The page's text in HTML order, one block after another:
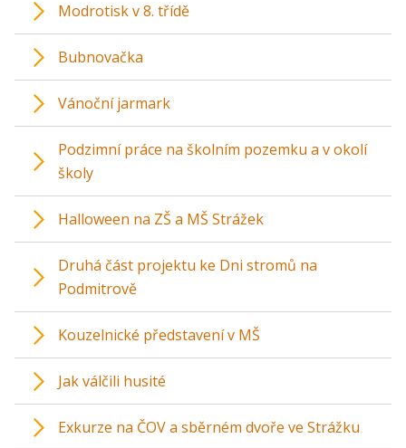
Modrotisk v 8. třídě
Bubnovačka
Vánoční jarmark
Podzimní práce na školním pozemku a v okolí
školy
Halloween na ZŠ a MŠ Strážek
Druhá část projektu ke Dni stromů na
Podmitrově
Kouzelnické představení v MŠ
Jak válčili husité
Exkurze na ČOV a sběrném dvoře ve Strážku